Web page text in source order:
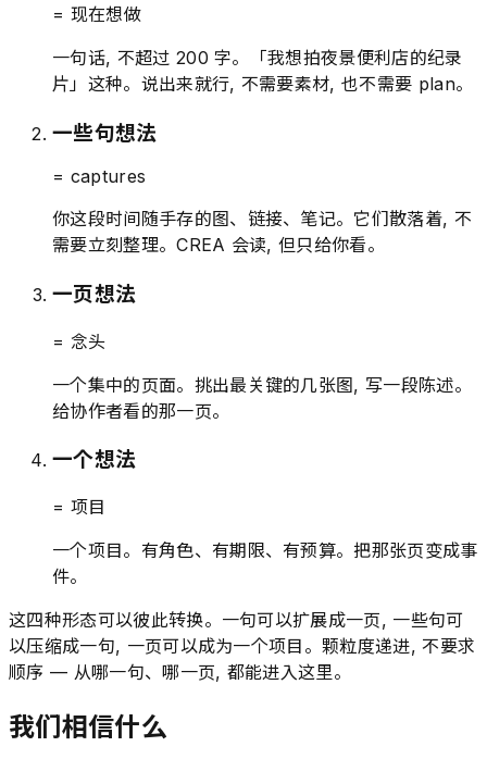
= 现在想做
一句话, 不超过 200 字。「我想拍夜景便利店的纪录
片」这种。说出来就行, 不需要素材, 也不需要 plan。
一些句想法
= captures
你这段时间随手存的图、链接、笔记。它们散落着, 不
需要立刻整理。CREA 会读, 但只给你看。
一页想法
= 念头
一个集中的页面。挑出最关键的几张图, 写一段陈述。
给协作者看的那一页。
一个想法
= 项目
一个项目。有角色、有期限、有预算。把那张页变成事
件。
这四种形态可以彼此转换。一句可以扩展成一页, 一些句可
以压缩成一句, 一页可以成为一个项目。颗粒度递进, 不要求
顺序 — 从哪一句、哪一页, 都能进入这里。
我们相信什么